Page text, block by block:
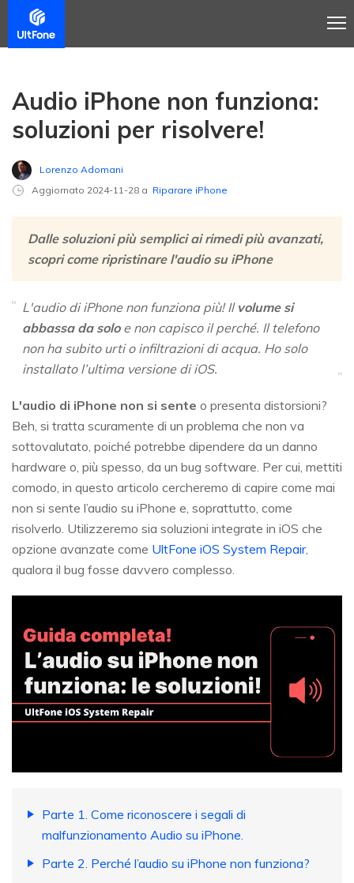
Audio iPhone non funziona:
soluzioni per risolvere!
Lorenzo Adomani
Aggiornato 2024-11-28 a Riparare iPhone
Dalle soluzioni più semplici ai rimedi più avanzati,
scopri come ripristinare l'audio su iPhone
L'audio di iPhone non funziona più! Il volume si
abbassa da soloe non capisco il perché. Il telefono
non ha subito urti o infiltrazioni di acqua. Ho solo
installato l’ultima versione di iOS.
L'audio di iPhone non si sente o presenta distorsioni?
Beh, si tratta scuramente di un problema che non va
sottovalutato, poiché potrebbe dipendere da un danno
hardware o, più spesso, da un bug software. Per cui, mettiti
comodo, in questo articolo cercheremo di capire come mai
non si sente l’audio su iPhone e, soprattutto, come
risolverlo. Utilizzeremo sia soluzioni integrate in iOS che
opzione avanzate come UltFone iOS System Repair,
qualora il bug fosse davvero complesso.
Parte 1. Come riconoscere i segali di
malfunzionamento Audio su iPhone.
Parte 2. Perché l’audio su iPhone non funziona?